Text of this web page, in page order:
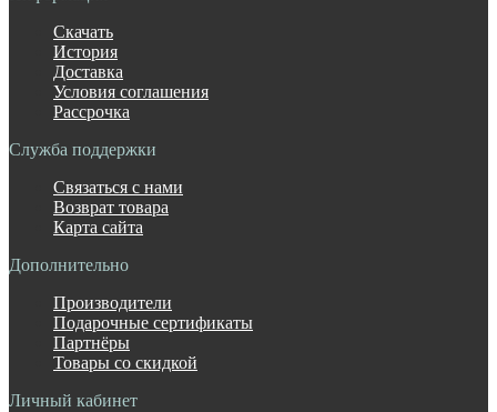
Скачать
История
Доставка
Условия соглашения
Рассрочка
Служба поддержки
Связаться с нами
Возврат товара
Карта сайта
Дополнительно
Производители
Подарочные сертификаты
Партнёры
Товары со скидкой
Личный кабинет